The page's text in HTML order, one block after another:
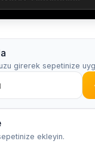
girerek sepetinize
ekleyin.